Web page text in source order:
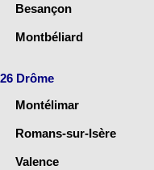
Besançon
Montbéliard
26 Drôme
Montélimar
Romans-sur-Isère
Valence